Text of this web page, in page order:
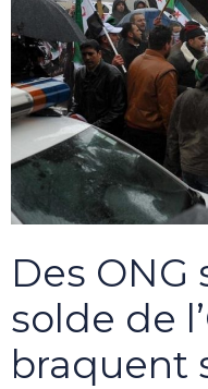
Des ONG
solde de
braquent